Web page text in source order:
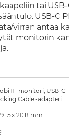
tai
USB-C
virran antaa
monitorin
II -monitori, USB-C
Cable -adapteri
91.5 x 20.8 mm